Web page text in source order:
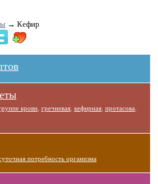
→ Кефир
крови, гречневая, кефирная, протасова
потребность организма